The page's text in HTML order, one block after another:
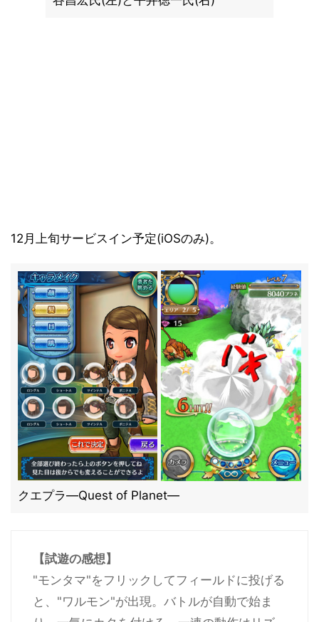
12月上旬サービスイン予定(iOSのみ)。
クエプラ―Quest of Planet―
【試遊の感想】
"モンタマ"をフリックしてフィールドに投げる
と、"ワルモン"が出現。バトルが自動で始ま